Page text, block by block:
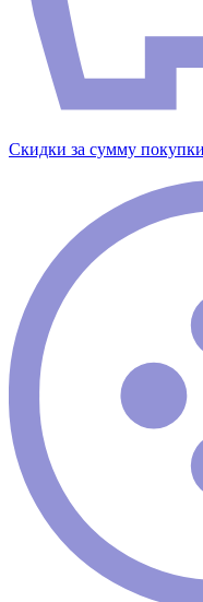
Скидки за сумму